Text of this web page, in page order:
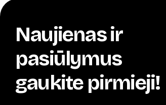
Naujienas ir
pasiūlymus
gaukite pirmieji!